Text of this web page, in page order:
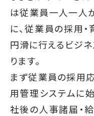
は従業員一人一人
に、従業員の採用
円滑に行えるビジ
ります。
まず従業員の採用
用管理システムに
社後の人事諸届・